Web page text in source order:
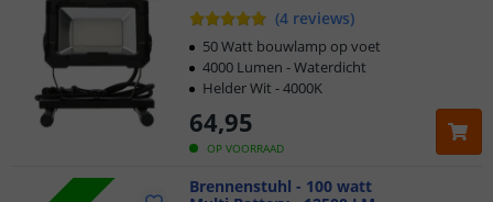
(4 reviews)
OP VOORRAAD
64,95
50 Watt bouwlamp op voet
4000 Lumen - Waterdicht
Helder Wit - 4000K
Brennenstuhl - 100 watt